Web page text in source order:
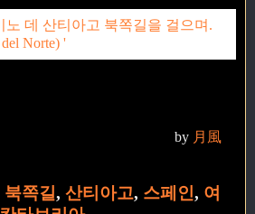
by 月風
북쪽길, 산티아고, 스페인, 여